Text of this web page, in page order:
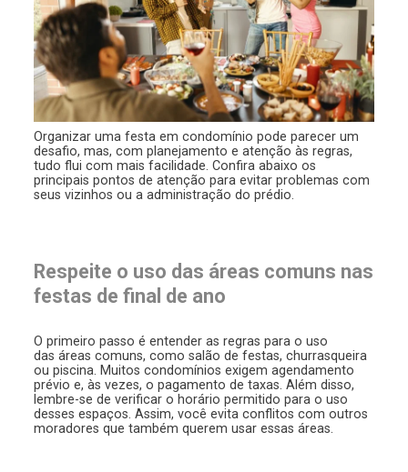
Organizar uma festa em condomínio pode parecer um
desafio, mas, com planejamento e atenção às regras,
tudo flui com mais facilidade. Confira abaixo os
principais pontos de atenção para evitar problemas com
seus vizinhos ou a administração do prédio.
Respeite o uso das áreas comuns nas
festas de final de ano
O primeiro passo é entender as regras para o uso
das áreas comuns, como salão de festas, churrasqueira
ou piscina. Muitos condomínios exigem agendamento
prévio e, às vezes, o pagamento de taxas. Além disso,
lembre-se de verificar o horário permitido para o uso
desses espaços. Assim, você evita conflitos com outros
moradores que também querem usar essas áreas.